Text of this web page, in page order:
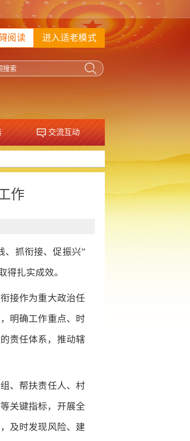
进入适老模式
阅读
交流互动
作
、抓衔接、促振兴”
得扎实成效。
接作为重大政治任
明确工作重点、时
责任体系，推动辖
、帮扶责任人、村
关键指标，开展全
及时发现风险、建